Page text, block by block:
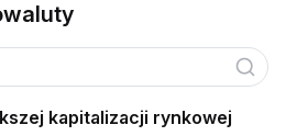
kapitalizacji rynkowej